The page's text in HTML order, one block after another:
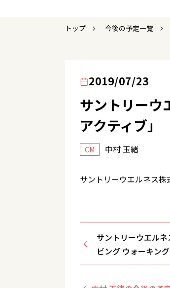
トップ 今後の予定一覧
2019/07/23
サントリーウ
アクティブ」
CM 中村 玉緒
サントリーウエルネス株
サントリーウエル
ビング ウォーキング